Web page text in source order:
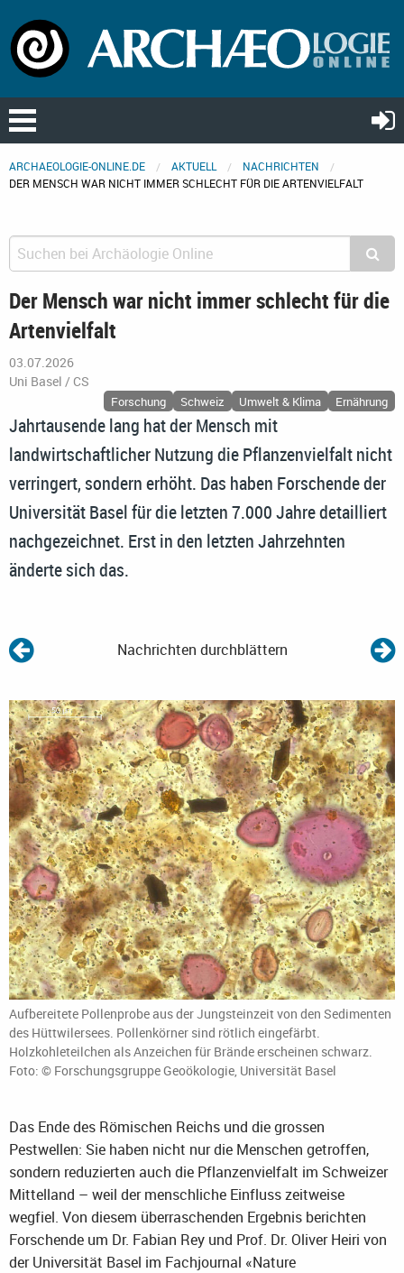
ARCHAEOLOGIE-ONLINE.DE AKTUELL
NACHRICHTEN
DER MENSCH WAR NICHT IMMER SCHLECHT FÜR DIE ARTENVIELFALT
Der Mensch war nicht immer schlecht für die
Artenvielfalt
03.07.2026
Uni Basel / CS
Forschung Schweiz Umwelt & Klima Ernährung
Jahrtausende lang hat der Mensch mit
landwirtschaftlicher Nutzung die Pflanzenvielfalt nicht
verringert, sondern erhöht. Das haben Forschende der
Universität Basel für die letzten 7.000 Jahre detailliert
nachgezeichnet. Erst in den letzten Jahrzehnten
änderte sich das.
Nachrichten durchblättern
Aufbereitete Pollenprobe aus der Jungsteinzeit von den Sedimenten
des Hüttwilersees. Pollenkörner sind rötlich eingefärbt.
Holzkohleteilchen als Anzeichen für Brände erscheinen schwarz.
Foto: © Forschungsgruppe Geoökologie, Universität Basel
Das Ende des Römischen Reichs und die grossen
Pestwellen: Sie haben nicht nur die Menschen getroffen,
sondern reduzierten auch die Pflanzenvielfalt im Schweizer
Mittelland – weil der menschliche Einfluss zeitweise
wegfiel. Von diesem überraschenden Ergebnis berichten
Forschende um Dr. Fabian Rey und Prof. Dr. Oliver Heiri von
der Universität Basel im Fachjournal «Nature